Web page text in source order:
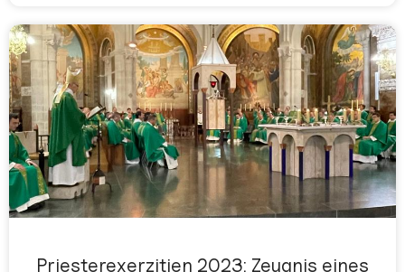
Priesterexerzitien 2023: Zeugnis eines